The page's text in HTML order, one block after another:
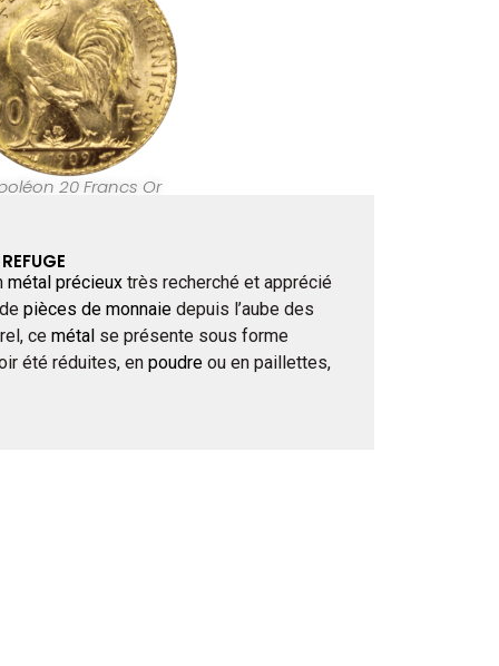
20 Francs Or
métal précieuxtrès recherché et apprécié
pièces de monnaiedepuis l’aube des
ce métal se présente sous forme
été réduites, en poudreou en paillettes,